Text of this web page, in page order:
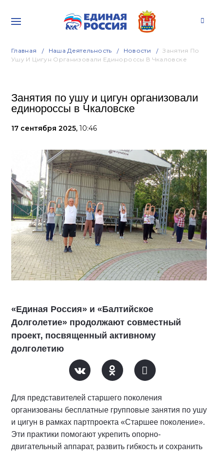
Главная Наша Деятельность Новости
Занятия По
Ушу И Цигун Организовали Единороссы В Чкаловске
Занятия по ушу и цигун организовали
единороссы в Чкаловске
17 сентября 2025, 10:46
«Единая Россия» и «Балтийское
Долголетие» продолжают совместный
проект, посвященный активному
долголетию
Для представителей старшего поколения
организованы бесплатные групповые занятия по ушу
и цигун в рамках партпроекта «Старшее поколение».
Эти практики помогают укрепить опорно-
двигательный аппарат, развить гибкость и сохранить